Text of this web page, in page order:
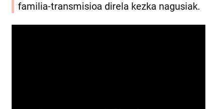
familia-transmisioa direla kezka nagusiak.